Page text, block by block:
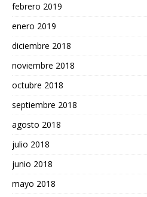
febrero 2019
enero 2019
diciembre 2018
noviembre 2018
octubre 2018
septiembre 2018
agosto 2018
julio 2018
junio 2018
mayo 2018